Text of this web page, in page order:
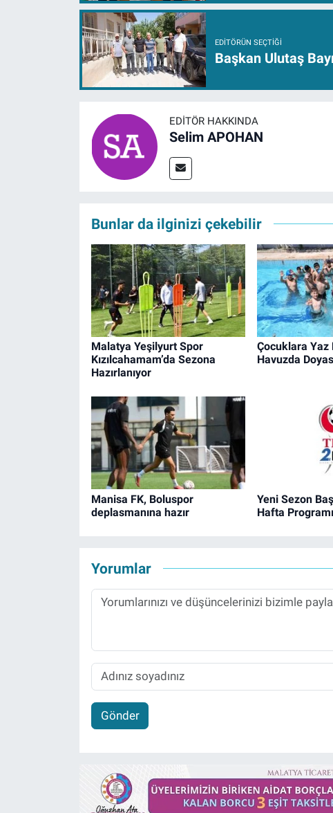
EDITÖRÜN SEÇTIĞI
Başkan Ulutaş
EDITÖR HAKKINDA
Selim APOHAN
Bunlar da ilginizi çekebilir
Malatya Yeşilyurt Spor
Kızılcahamam’da Sezona
Hazırlanıyor
Çocuklara Yaz
Havuzda
Manisa FK, Boluspor
deplasmanına hazır
Yeni Sezon
Hafta Programı
Yorumlar
Gönder